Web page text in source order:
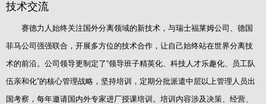
技术交流
赛德力人始终关注国外分离领域的新技术，与瑞士福莱姆公司、德国
菲马公司强强联合，开展多方位的技术合作，让自己始终站在世界分离技
术的前沿。公司领导更制定了“领导班子精英化、科技人才乐趣化、员工队
伍亲和化”的核心管理战略，坚持培训，定期分批派遣中层以上管理人员出
国考察，每年邀请国内外专家进厂授课培训。培训内容涉及决策、经营、